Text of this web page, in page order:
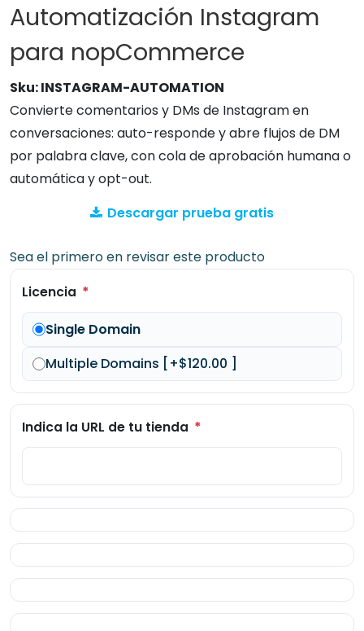
Automatización Instagram
para nopCommerce
Sku:INSTAGRAM-AUTOMATION
Convierte comentarios y DMs de Instagram en
conversaciones: auto-responde y abre flujos de DM
por palabra clave, con cola de aprobación humana o
automática y opt-out.
Descargar prueba gratis
Sea el primero en revisar este producto
Licencia *
Single Domain
Multiple Domains [+$120.00 ]
Indica la URL de tu tienda *